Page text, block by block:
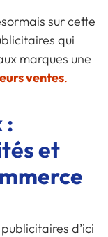
sur cette
qui
marques une
ventes.
:
et
d’ici